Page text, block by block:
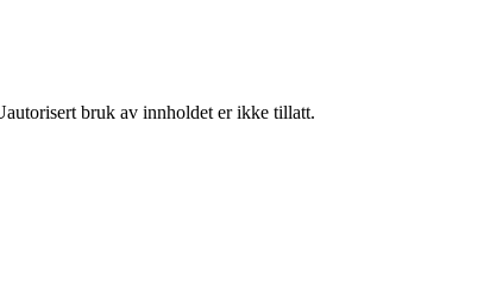
bruk av innholdet er ikke tillatt.